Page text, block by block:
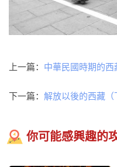
上一篇： 中華民國時期的西
下一篇： 解放以後的西藏（
你可能感興趣的